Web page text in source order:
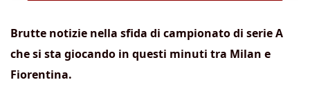
Brutte notizie nella sfida di campionato di serie A
che si sta giocando in questi minuti tra Milan e
Fiorentina.